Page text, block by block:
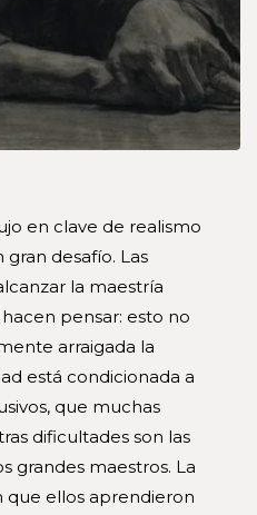
en clave de realismo
desafío. Las
la maestría
pensar: esto no
arraigada la
está condicionada a
que muchas
dificultades son las
grandes maestros. La
que ellos aprendieron